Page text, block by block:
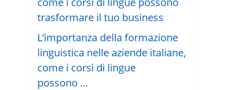
L’importanza della formazione
linguistica nelle aziende italiane,
come i corsi di lingue
possono …